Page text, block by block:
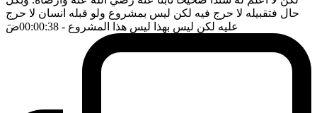
حال فتقبيله لا حرج فيه لكن ليس بمشروع ولو قبله انسان لا حرج
عليه لكن ليس بهذا ليس هذا المشروع - 00:00:38 ضَ